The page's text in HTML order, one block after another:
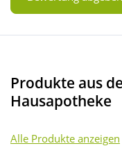
Produkte aus
Hausapotheke
Alle Produkte anzeigen